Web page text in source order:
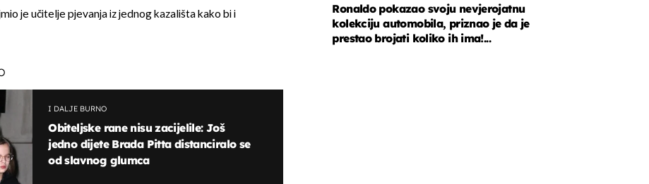
je učitelje pjevanja iz jednog kazališta kako bi i
I DALJE BURNO
Obiteljske rane nisu zacijelile: Još
jedno dijete Brada Pitta distanciralo se
od slavnog glumca
Ronaldo pokazao svoju nevjerojatnu
kolekciju automobila, priznao je da je
prestao brojati koliko ih ima!...